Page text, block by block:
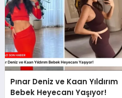
Pınar Deniz ve Kaan Yıldırım
Bebek Heyecanı Yaşıyor!